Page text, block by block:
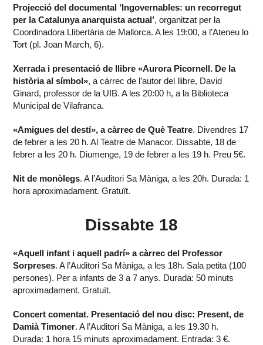
Projecció del documental ‘Ingovernables: un recorregut
per la Catalunya anarquista actual’, organitzat per la
Coordinadora Llibertària de Mallorca. A les 19:00, a l’Ateneu lo
Tort (pl. Joan March, 6).
Xerrada i presentació de llibre «Aurora Picornell. De la
història al símbol», a càrrec de l’autor del llibre, David
Ginard, professor de la UIB. A les 20:00 h, a la Biblioteca
Municipal de Vilafranca.
«Amigues del destí», a càrrec de Què Teatre. Divendres 17
de febrer a les 20 h. Al Teatre de Manacor. Dissabte, 18 de
febrer a les 20 h. Diumenge, 19 de febrer a les 19 h. Preu 5€.
Nit de monòlegs. A l’Auditori Sa Màniga, a les 20h. Durada: 1
hora aproximadament. Gratuït.
Dissabte 18
«Aquell infant i aquell padrí» a càrrec del Professor
Sorpreses. A l’Auditori Sa Màniga, a les 18h. Sala petita (100
persones). Per a infants de 3 a 7 anys. Durada: 50 minuts
aproximadament. Gratuït.
Concert comentat. Presentació del nou disc: Present, de
Damià Timoner. A l’Auditori Sa Màniga, a les 19.30 h.
Durada: 1 hora 15 minuts aproximadament. Entrada: 3 €.